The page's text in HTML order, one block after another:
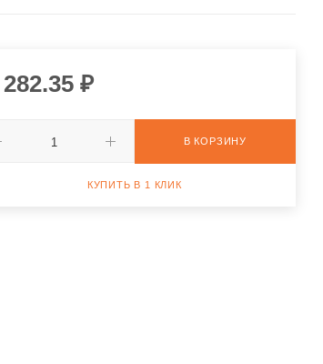
282.35₽
В КОРЗИНУ
КУПИТЬ В 1 КЛИК